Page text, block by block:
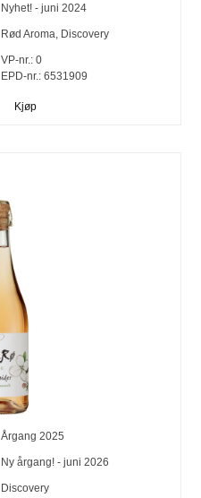
Nyhet! - juni 2024
Rød Aroma, Discovery
VP-nr.:0
EPD-nr.: 6531909
Kjøp
Årgang 2025
Ny årgang! - juni 2026
Discovery